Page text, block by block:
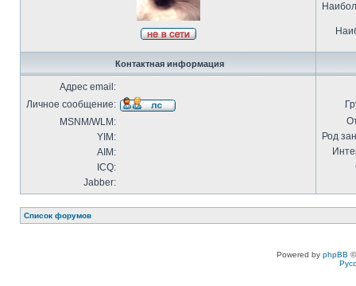
Контактная информация
Адрес email:
Личное сообщение:
MSNM/WLM:
YIM:
AIM:
ICQ:
Jabber:
Род
Список форумов
Powered by phpBB